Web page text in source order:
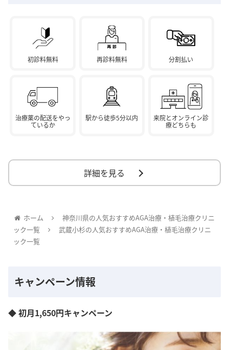
初診料無料 再診料無料 分割払い
治療薬の配送をやっ
ているか
駅から徒歩5分以内
来院とオンライン診
療どちらも
詳細を見る
ホーム
神奈川県の人気おすすめAGA治療・植毛治療クリニ
ック一覧
武蔵小杉の人気おすすめAGA治療・植毛治療クリニ
ック一覧
キャンペーン情報
◆ 初月1,650円キャンペーン